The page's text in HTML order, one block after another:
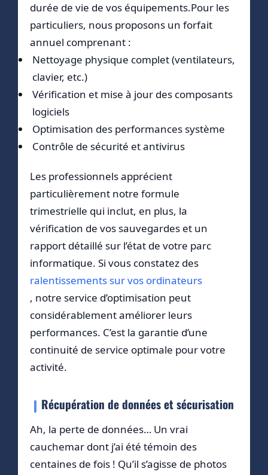
durée de vie de vos équipements.Pour les
particuliers, nous proposons un forfait
annuel comprenant :
Nettoyage physique complet (ventilateurs,
clavier, etc.)
Vérification et mise à jour des composants
logiciels
Optimisation des performances système
Contrôle de sécurité et antivirus
Les professionnels apprécient
particulièrement notre formule
trimestrielle qui inclut, en plus, la
vérification de vos sauvegardes et un
rapport détaillé sur l’état de votre parc
informatique. Si vous constatez des
ralentissements sur vos ordinateurs
, notre service d’optimisation peut
considérablement améliorer leurs
performances. C’est la garantie d’une
continuité de service optimale pour votre
activité.
Récupération de données et sécurisation
Ah, la perte de données… Un vrai
cauchemar dont j’ai été témoin des
centaines de fois ! Qu’il s’agisse de photos